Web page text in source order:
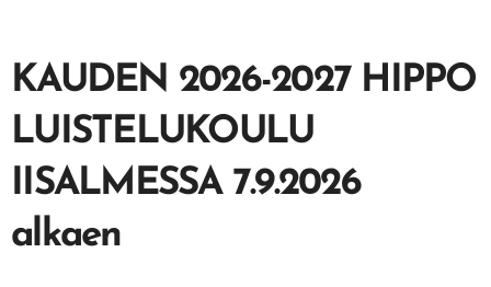
KAUDEN 2026-2027 HIPPO
LUISTELUKOULU
IISALMESSA 7.9.2026
alkaen